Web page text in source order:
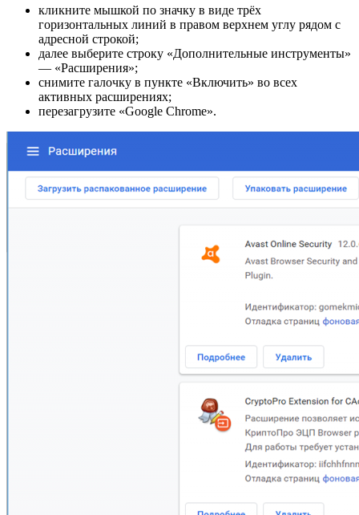
кликните мышкой по значку в виде трёх
горизонтальных линий в правом верхнем углу рядом с
адресной строкой;
далее выберите строку «Дополнительные инструменты»
— «Расширения»;
снимите галочку в пункте «Включить» во всех
активных расширениях;
перезагрузите «Google Chrome».